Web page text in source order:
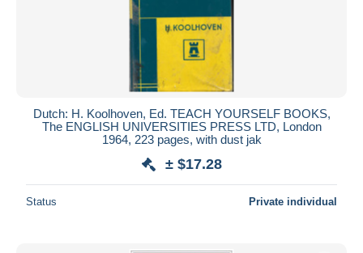
Submit
Dutch: H. Koolhoven, Ed. TEACH YOURSELF BOOKS,
The ENGLISH UNIVERSITIES PRESS LTD, London
1964, 223 pages, with dust jak
± $17.28
Status Private individual